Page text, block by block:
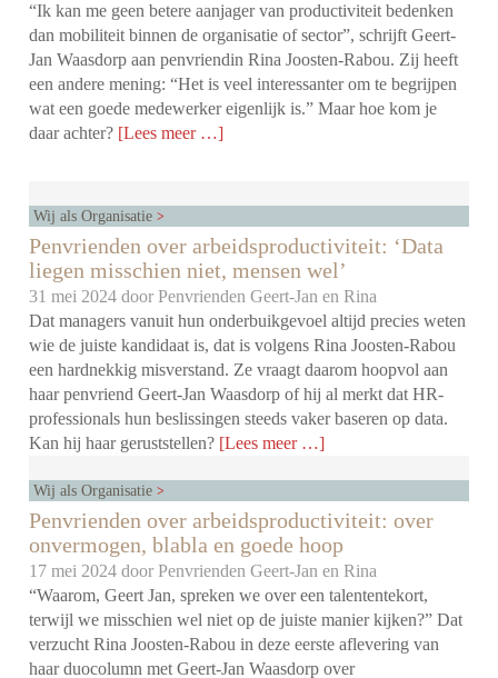
“Ik kan me geen betere aanjager van productiviteit bedenken
dan mobiliteit binnen de organisatie of sector”, schrijft Geert-
Jan Waasdorp aan penvriendin Rina Joosten-Rabou. Zij heeft
een andere mening: “Het is veel interessanter om te begrijpen
wat een goede medewerker eigenlijk is.” Maar hoe kom je
daar achter? [Lees meer …]
Wij als Organisatie
Penvrienden over arbeidsproductiviteit: ‘Data
liegen misschien niet, mensen wel’
31 mei 2024 doorPenvrienden Geert-Jan en Rina
Dat managers vanuit hun onderbuikgevoel altijd precies weten
wie de juiste kandidaat is, dat is volgens Rina Joosten-Rabou
een hardnekkig misverstand. Ze vraagt daarom hoopvol aan
haar penvriend Geert-Jan Waasdorp of hij al merkt dat HR-
professionals hun beslissingen steeds vaker baseren op data.
Kan hij haar geruststellen? [Lees meer …]
Wij als Organisatie
Penvrienden over arbeidsproductiviteit: over
onvermogen, blabla en goede hoop
17 mei 2024 doorPenvrienden Geert-Jan en Rina
“Waarom, Geert Jan, spreken we over een talententekort,
terwijl we misschien wel niet op de juiste manier kijken?” Dat
verzucht Rina Joosten-Rabou in deze eerste aflevering van
haar duocolumn met Geert-Jan Waasdorp over